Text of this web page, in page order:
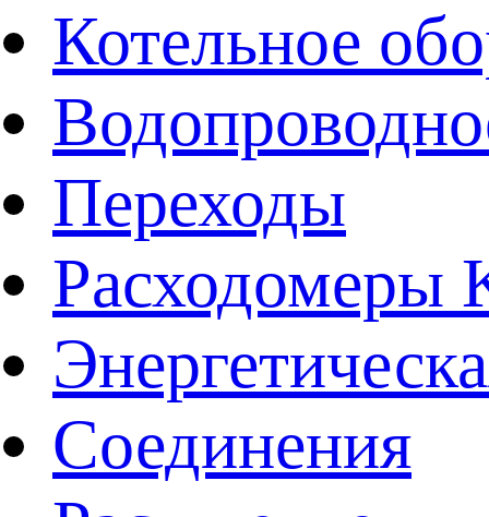
Котельное
Переходы
Расходомеры
Соединения